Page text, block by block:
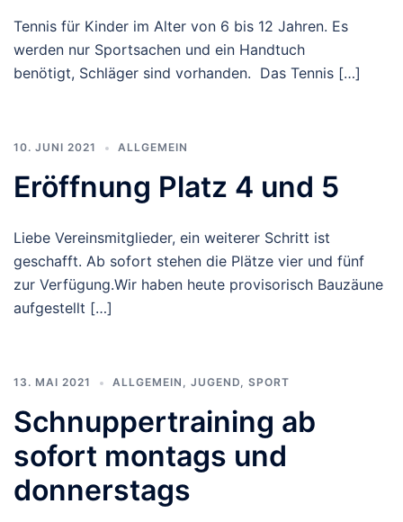
Tennis für Kinder im Alter von 6 bis 12 Jahren. Es
werden nur Sportsachen und ein Handtuch
benötigt, Schläger sind vorhanden. Das Tennis […]
10. JUNI 2021 ALLGEMEIN
Eröffnung Platz 4 und 5
Liebe Vereinsmitglieder, ein weiterer Schritt ist
geschafft. Ab sofort stehen die Plätze vier und fünf
zur Verfügung.Wir haben heute provisorisch Bauzäune
aufgestellt […]
13. MAI 2021 ALLGEMEIN , JUGEND, SPORT
Schnuppertraining ab
sofort montags und
donnerstags